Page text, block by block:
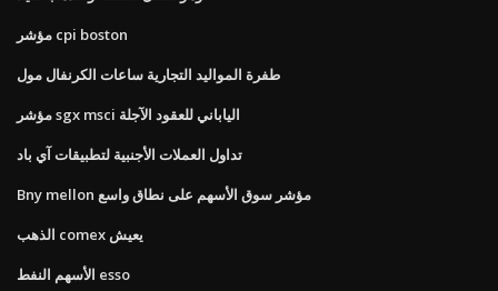
مؤشر cpi boston
طفرة المواليد التجارية ساعات الكرنفال مول
مؤشر sgx msci الياباني للعقود الآجلة
تداول العملات الأجنبية لتطبيقات آي باد
Bny mellon مؤشر سوق الأسهم على نطاق واسع
الذهب comex يعيش
الأسهم النفط esso